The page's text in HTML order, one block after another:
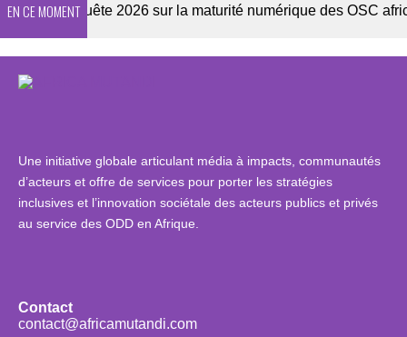
EN CE MOMENT
Enquête 2026 sur la maturité numérique des OSC
Une initiative globale articulant média à impacts, communautés
d’acteurs et offre de services pour porter les stratégies
inclusives et l’innovation sociétale des acteurs publics et privés
au service des ODD en Afrique.
Contact
contact@africamutandi.com